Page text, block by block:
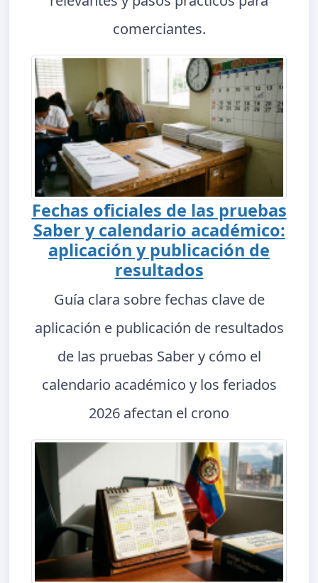
comerciantes.
Fechas oficiales de las pruebas
Saber y calendario académico:
aplicación y publicación de
resultados
Guía clara sobre fechas clave de
aplicación e publicación de resultados
de las pruebas Saber y cómo el
calendario académico y los feriados
2026 afectan el crono